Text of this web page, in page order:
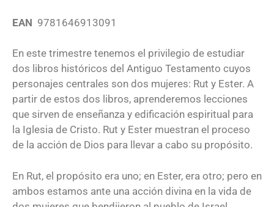
EAN 9781646913091
En este trimestre tenemos el privilegio de estudiar
dos libros históricos del Antiguo Testamento cuyos
personajes centrales son dos mujeres: Rut y Ester. A
partir de estos dos libros, aprenderemos lecciones
que sirven de enseñanza y edificación espiritual para
la Iglesia de Cristo. Rut y Ester muestran el proceso
de la acción de Dios para llevar a cabo su propósito.
En Rut, el propósito era uno; en Ester, era otro; pero en
ambos estamos ante una acción divina en la vida de